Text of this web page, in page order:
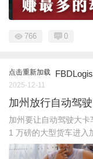
766 0
点击重新加载
2025-12-11
加州放行自动驾
加州要让自动驾驶大
1 万磅的大型货车进入